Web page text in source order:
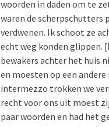
woorden in daden om te
waren de scherpschutters
verdwenen. Ik schoot ze
echt weg konden glippen.
bewakers achter het huis
en moesten op een
intermezzo trokken we
recht voor ons uit moest
paar woorden en had het